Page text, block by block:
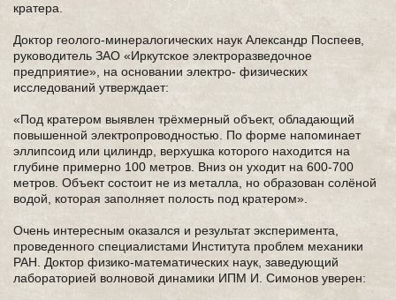
кратера.
Доктор геолого-минералогических наук Александр Поспеев,
руководитель ЗАО «Иркутское электроразведочное
предприятие», на основании электро- физических
исследований утверждает:
«Под кратером выявлен трёхмерный объект, обладающий
повышенной электропроводностью. По форме напоминает
эллипсоид или цилиндр, верхушка которого находится на
глубине примерно 100 метров. Вниз он уходит на 600-700
метров. Объект состоит не из металла, но образован солёной
водой, которая заполняет полость под кратером».
Очень интересным оказался и результат эксперимента,
проведенного специалистами Института проблем механики
РАН. Доктор физико-математических наук, заведующий
лабораторией волновой динамики ИПМ И. Симонов уверен: